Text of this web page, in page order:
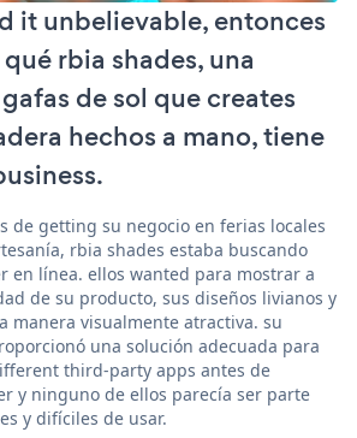
it unbelievable, entonces
rbia shades, una
de sol que creates
hechos a mano, tiene
de getting su negocio en ferias locales
rbia shades estaba buscando
en línea. ellos wanted para mostrar a
de su producto, sus diseños livianos y
manera visualmente atractiva. su
una solución adecuada para
third-party apps antes de
y ninguno de ellos parecía ser parte
y difíciles de usar.